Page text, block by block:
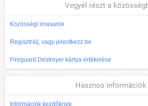
Vegyél részt a
Közösségi imasarok
Regisztrálj, vagy jelentkezz be
Fireguard Destroyer kártya értékelése
Hasznos információk
Információk kezdőknek